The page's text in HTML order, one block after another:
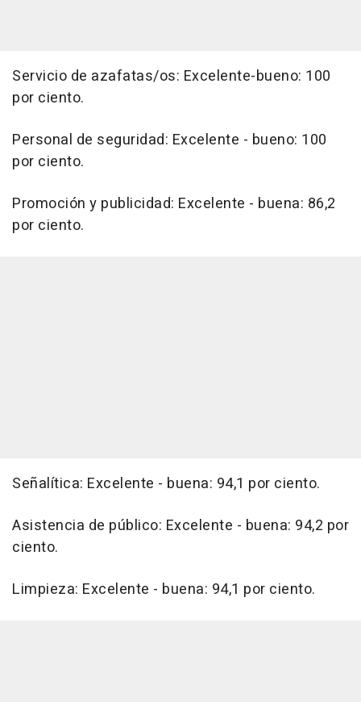
Servicio de azafatas/os: Excelente-bueno: 100
por ciento.
Personal de seguridad: Excelente - bueno: 100
por ciento.
Promoción y publicidad: Excelente - buena: 86,2
por ciento.
Señalítica: Excelente - buena: 94,1 por ciento.
Asistencia de público: Excelente - buena: 94,2 por
ciento.
Limpieza: Excelente - buena: 94,1 por ciento.